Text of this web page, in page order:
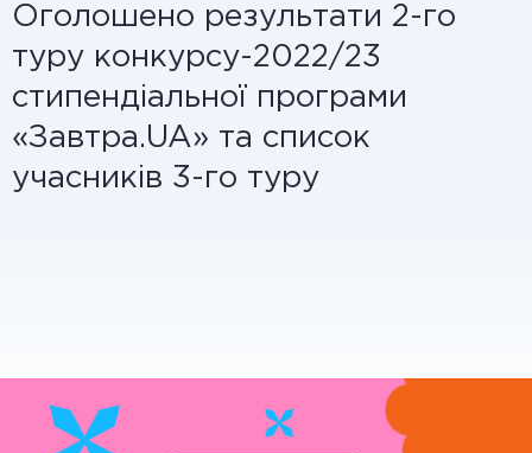
Оголошено результати 2-го
туру конкурсу-2022/23
стипендіальної програми
«Завтра.UA» та список
учасників 3-го туру